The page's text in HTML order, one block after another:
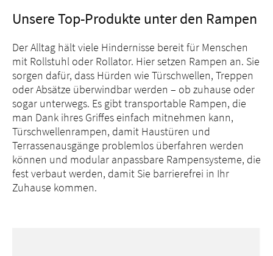
Unsere Top-Produkte unter den Rampen
Der Alltag hält viele Hindernisse bereit für Menschen
mit Rollstuhl oder Rollator. Hier setzen Rampen an. Sie
sorgen dafür, dass Hürden wie Türschwellen, Treppen
oder Absätze überwindbar werden – ob zuhause oder
sogar unterwegs. Es gibt transportable Rampen, die
man Dank ihres Griffes einfach mitnehmen kann,
Türschwellenrampen, damit Haustüren und
Terrassenausgänge problemlos überfahren werden
können und modular anpassbare Rampensysteme, die
fest verbaut werden, damit Sie barrierefrei in Ihr
Zuhause kommen.